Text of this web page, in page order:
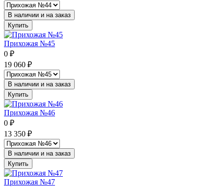
В наличии и на заказ
Купить
Прихожая №45
0 ₽
19 060 ₽
В наличии и на заказ
Купить
Прихожая №46
0 ₽
13 350 ₽
В наличии и на заказ
Купить
Прихожая №47